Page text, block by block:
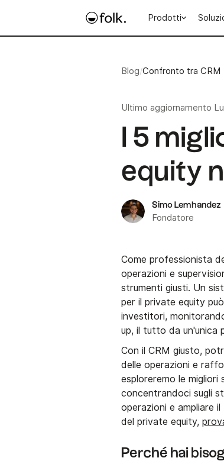
Prodotti
Blog/Confronto tra CRM
Ultimo aggiornamento
I 5
equity
Simo Lemhandez
Fondatore
Come professionista
operazioni e
strumenti giusti. Un
per il private equity
investitori,
up, il tutto da un'unica
Con il CRM giusto,
delle operazioni e
esploreremo le
concentrandoci sugli
operazioni e ampliare
del private equity,
Perché hai